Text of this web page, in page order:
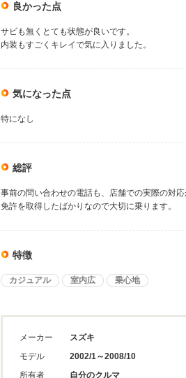
良かった点
サビも無くとても状態が良いです。
内装もすごくキレイで気に入りました。
気になった点
特になし
総評
事前の問い合わせの電話も、店舗での実際の対
免許を取得したばかりなので大切に乗ります。
特徴
カジュアル 室内広 乗心地
メーカー
スズキ
モデル
2002/1～2008/10
所有者
自分のクルマ